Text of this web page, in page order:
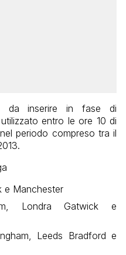
da inserire in fase di
entro le ore 10 di
periodo compreso tra il
e Manchester
Londra Gatwick e
Leeds Bradford e